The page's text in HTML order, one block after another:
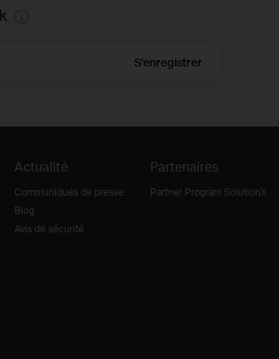
S'enregistrer
Actualité
Communiqués de presse
Blog
Avis de sécurité
Partenaires
Partner Program SolutionX